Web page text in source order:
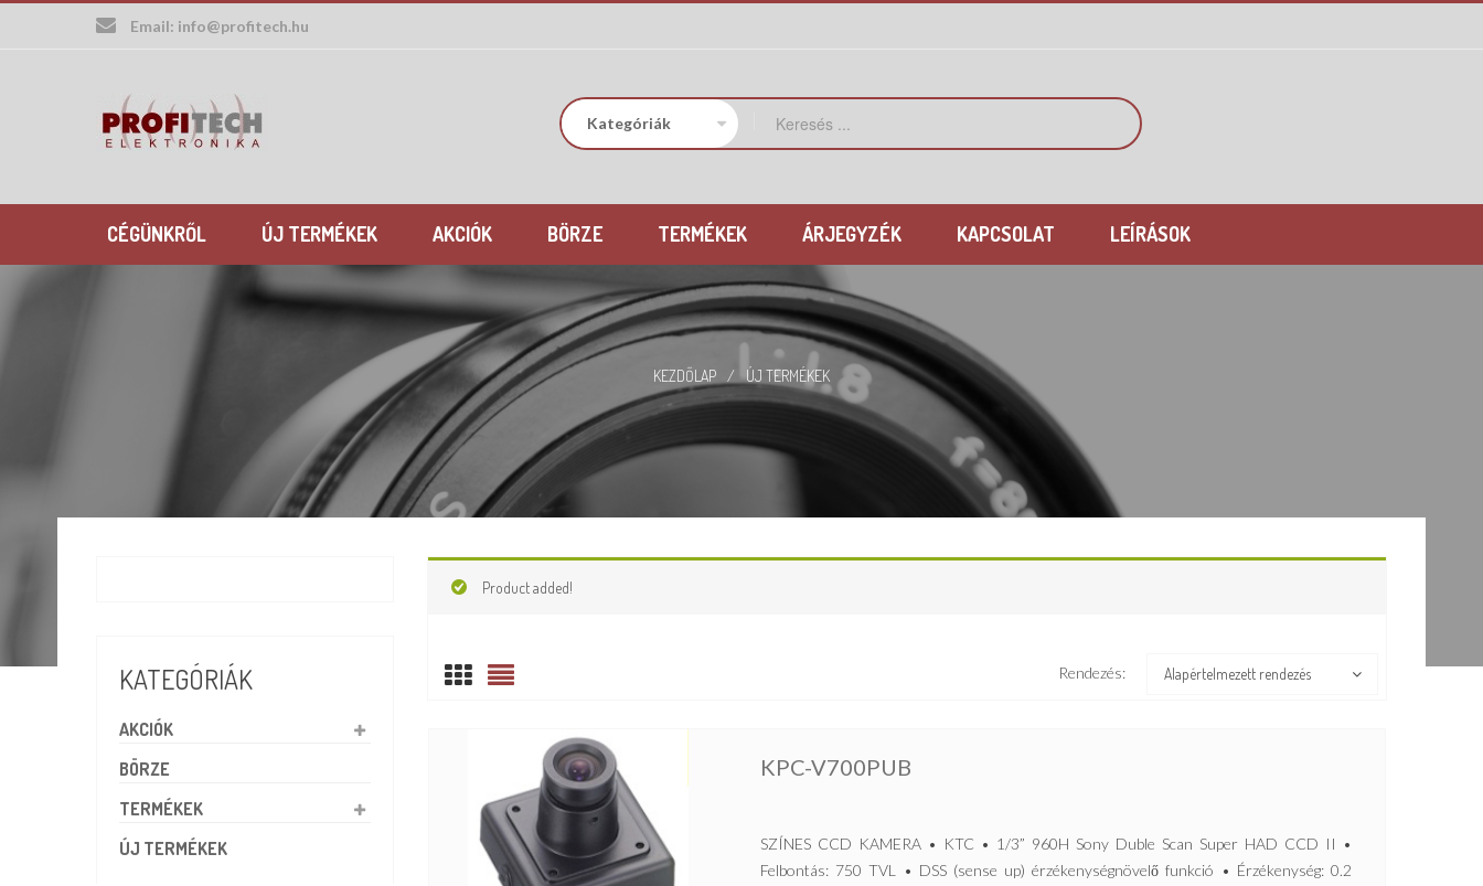
Email: info@profitech.hu
CÉGÜNKRŐL ÚJ TERMÉKEK AKCIÓK BÖRZE TERMÉKEK ÁRJEGYZÉK KAPCSOLAT LEÍRÁSOK
KEZDŐLAP / ÚJ TERMÉKEK
KATEGÓRIÁK
AKCIÓK
BÖRZE
TERMÉKEK
ÚJ TERMÉKEK
Product added!
Rendezés: Alapértelmezett rendezés
KPC-V700PUB
SZÍNES CCD KAMERA • KTC • 1/3” 960H Sony Duble Scan Super HAD CCD II •
Felbontás: 750 TVL • DSS (sense up) érzékenységnövelő funkció • Érzékenység: 0.2